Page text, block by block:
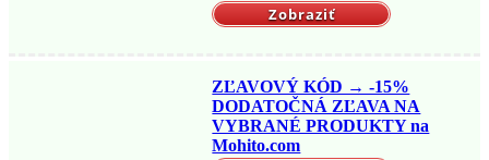
Zobraziť
ZĽAVOVÝ KÓD → -15%
DODATOČNÁ ZĽAVA NA
VYBRANÉ PRODUKTY na
Mohito.com